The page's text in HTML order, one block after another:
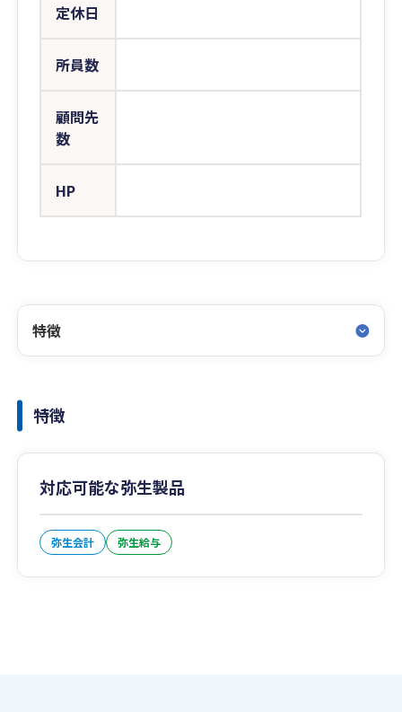
定休日
所員数
顧問先
数
HP
特徴
特徴
対応可能な弥生製品
弥生会計 弥生給与